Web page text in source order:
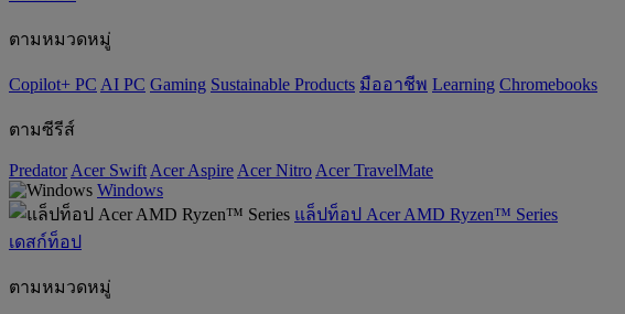
ตามหมวดหมู่
Copilot+ PC AI PC Gaming ‌Sustainable Products มืออาชีพ ‌Learning Chromebooks
ตามซีรีส์
Predator Acer Swift Acer Aspire Acer Nitro Acer TravelMate
Windows
แล็ปท็อป Acer AMD Ryzen™ Series
เดสก์ท็อป
ตามหมวดหมู่